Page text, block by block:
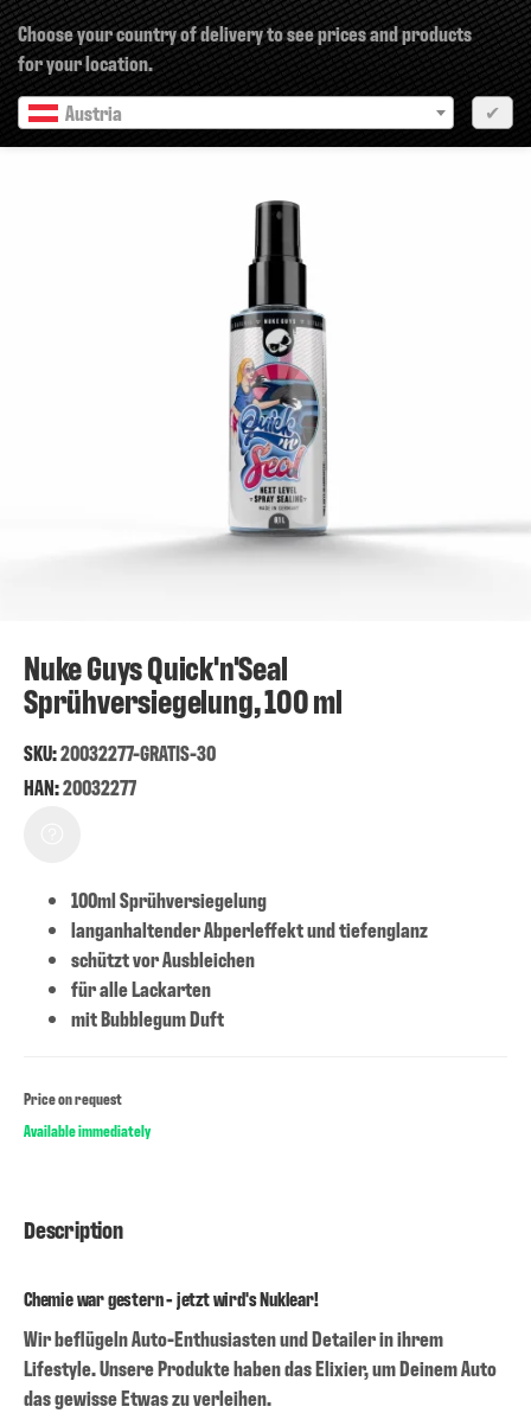
Choose your country of delivery to see prices and products
for your location.
Austria
✔
Nuke Guys Quick'n'Seal
Sprühversiegelung, 100 ml
SKU:20032277-GRATIS-30
HAN:20032277
100ml Sprühversiegelung
langanhaltender Abperleffekt und tiefenglanz
schützt vor Ausbleichen
für alle Lackarten
mit Bubblegum Duft
Price on request
Available immediately
Description
Chemie war gestern - jetzt wird's Nuklear!
Wir beflügeln Auto-Enthusiasten und Detailer in ihrem
Lifestyle. Unsere Produkte haben das Elixier, um Deinem Auto
das gewisse Etwas zu verleihen.